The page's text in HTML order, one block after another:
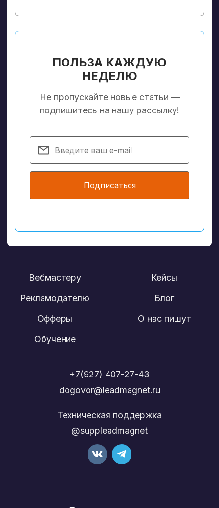
ПОЛЬЗА КАЖДУЮ
НЕДЕЛЮ
Не пропускайте новые статьи —
подпишитесь на нашу рассылку!
Подписаться
Вебмастеру
Рекламодателю
Офферы
Обучение
Кейсы
Блог
О нас пишут
+7(927) 407-27-43
dogovor@leadmagnet.ru
Техническая поддержка
@suppleadmagnet